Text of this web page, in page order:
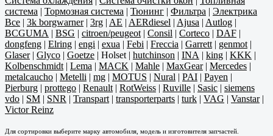
система | Тормозная система | Тюнинг | Фильтра | Электрика
Все | 3k borgwarner| 3rg | AE | AERdiesel | Ajusa | Autlog |
BCGUMA | BSG | citroen/peugeot | Consil | Corteco | DAF |
dongfeng | Elring | engi | exua | Febi | Freccia | Garrett | genmot |
Glaser| Glyco | Goetze | Holset | hutchinson | INA | king | KKK |
Kolbenschmidt | Lema | MACK | Mahle | MaxGear| Mercedes |
metalcaucho | Metelli | mg | MOTUS | Nural | PAI | Payen |
Pierburg | prottego | Renault | RotWeiss | Ruville | Sasic | siemens
vdo | SM | SNR | Transpart | transporterparts | turk | VAG | Vanstar|
Victor Reinz
Для сортировки выберите марку автомобиля, модель и изготовителя запчастей.